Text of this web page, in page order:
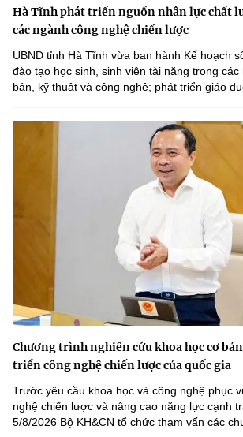
Hà Tĩnh phát triển nguồn nhân lực chất
các ngành công nghệ chiến lược
UBND tỉnh Hà Tĩnh vừa ban hành Kế hoạch
đào tạo học sinh, sinh viên tài năng trong
bản, kỹ thuật và công nghệ; phát triển giáo
Chương trình nghiên cứu khoa học cơ
triển công nghệ chiến lược của quốc gia
Trước yêu cầu khoa học và công nghệ phục
nghệ chiến lược và nâng cao năng lực cạnh
5/8/2026 Bộ KH&CN tổ chức tham vấn các